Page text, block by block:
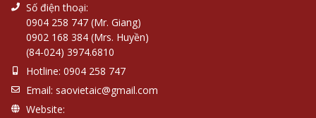
Số điện thoại:
0904 258 747 (Mr. Giang)
0902 168 384 (Mrs. Huyền)
(84-024) 3974.6810
Hotline: 0904 258 747
Email: saovietaic@gmail.com
Website: